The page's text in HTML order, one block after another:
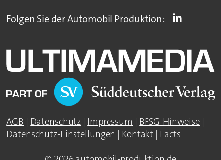
Folgen Sie der Automobil Produktion:
AGB | Datenschutz | Impressum | BFSG-Hinweise |
Datenschutz-Einstellungen | Kontakt | Facts